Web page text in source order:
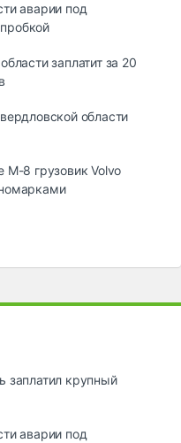
аварии под
заплатит за 20
области
М-8 грузовик Volvo
заплатил крупный
аварии под